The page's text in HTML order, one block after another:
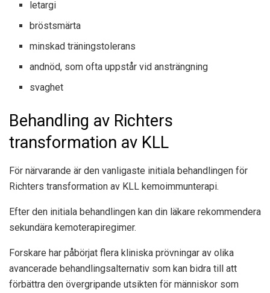
letargi
bröstsmärta
minskad träningstolerans
andnöd, som ofta uppstår vid ansträngning
svaghet
Behandling av Richters
transformation av KLL
För närvarande är den vanligaste initiala behandlingen för
Richters transformation av KLL kemoimmunterapi.
Efter den initiala behandlingen kan din läkare rekommendera
sekundära kemoterapiregimer.
Forskare har påbörjat flera kliniska prövningar av olika
avancerade behandlingsalternativ som kan bidra till att
förbättra den övergripande utsikten för människor som